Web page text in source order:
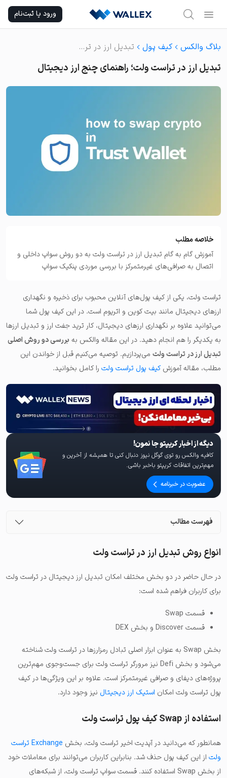
content
ورود یا ثبت‌نام
بلاگ والکس کیف پول تبدیل ارز در تراست ولت؛ راهنمای چنج ارز دیجیتال
تبدیل ارز در تراست ولت؛ راهنمای چنج ارز دیجیتال
خلاصه مطلب
آموزش گام به گام تبدیل ارز در تراست ولت به دو روش سواپ داخلی و
اتصال به صرافی‌های غیرمتمرکز با بررسی موردی پنکیک سواپ
تراست ولت، یکی از کیف پول‌های آنلاین محبوب برای ذخیره و نگهداری
ارزهای دیجیتال مانند بیت کوین و اتریوم است. در این کیف پول شما
می‌توانید علاوه بر نگهداری ارزهای دیجیتال، کار ترید جفت ارز و تبدیل ارزها
به یکدیگر را هم انجام دهید. در این مقاله والکس به بررسی دو روش اصلی
تبدیل ارز در تراست ولت می‌پردازیم. توصیه می‌کنیم قبل از خواندن این
مطلب، مقاله آموزشکیف پول تراست ولت را کامل بخوانید.
دیگه از اخبار کریپتو جا نمون!
کافیه والکس رو توی گوگل نیوز دنبال کنی تا همیشه از آخرین و
مهم‌ترین اتفاقات کریپتو باخبر باشی.
عضویت در خبرنامه
فهرست مطالب
انواع روش تبدیل ارز در تراست ولت
در حال حاضر در دو بخش مختلف امکان تبدیل ارز دیجیتال در تراست ولت
برای کاربران فراهم شده است:
قسمت Swap
قسمت Discover و بخش DEX
بخش Swap به عنوان ابزار اصلی تبادل رمزارزها در تراست ولت شناخته
می‌شود و بخش Defi نیز مرورگر تراست ولت برای جست‌وجوی مهم‌ترین
پروژه‌های دیفای و صرافی غیرمتمرکز است. علاوه بر این ویژگی‌ها در کیف
پول تراست ولت امکان استیک ارز دیجیتال نیز وجود دارد.
استفاده از Swap کیف پول تراست ولت
همانطور که می‌دانید در آپدیت اخیر تراست ولت، بخش
Exchange تراست
ولت از این کیف پول حذف شد. بنابراین کاربران می‌توانند برای معاملات خود
از بخش Swap استفاده کنند. قسمت سواپ تراست ولت، از شبکه‌های